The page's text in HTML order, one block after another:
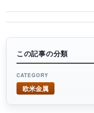
この記事の分類
CATEGORY
欧米金属